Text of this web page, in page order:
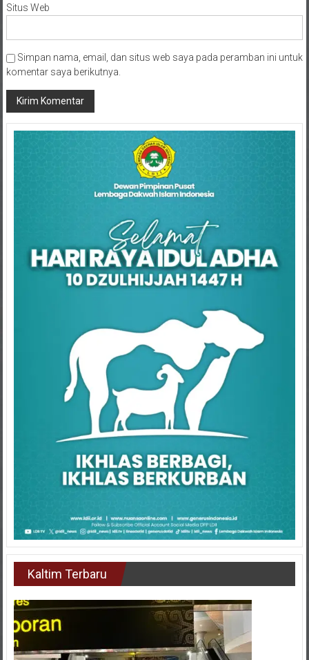
Situs Web
Simpan nama, email, dan situs web saya pada peramban ini untuk
komentar saya berikutnya.
Kaltim Terbaru